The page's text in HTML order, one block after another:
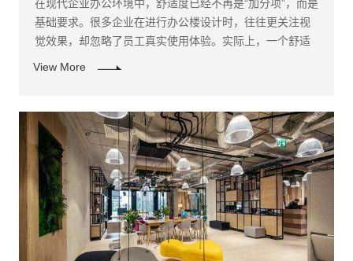
在现代企业办公环境中，舒适度已经不再是“加分项”，而是
基础要求。很多企业在进行办公楼设计时，往往更关注视
觉效果，却忽略了员工真实使用体验。实际上，一个舒适
View More